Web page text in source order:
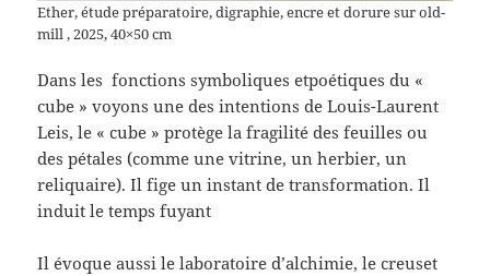
Ether, étude préparatoire, digraphie, encre et dorure sur old-
mill , 2025, 40×50 cm
Dans les fonctions symboliques etpoétiques du «
cube » voyons une des intentions de Louis-Laurent
Leis, le « cube » protège la fragilité des feuilles ou
des pétales (comme une vitrine, un herbier, un
reliquaire). Il fige un instant de transformation. Il
induit le temps fuyant
Il évoque aussi le laboratoire d’alchimie, le creuset